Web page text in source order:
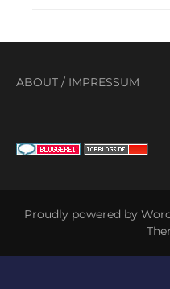
ABOUT / IMPRESSUM
Proudly powered by